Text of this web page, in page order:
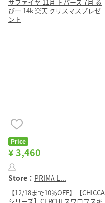
サファイヤ 11月 トパーズ 7月 る
びー 14k 楽天 クリスマスプレゼ
ント
Price
¥ 3,460
Store： PRIMA L...
【12/18まで10％OFF】【CHICCA
シリーズ】CERCHI スワロフスキ